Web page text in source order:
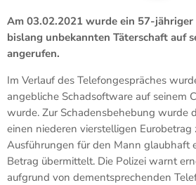
Am 03.02.2021 wurde ein 57-jähriger
bislang unbekannten Täterschaft auf
angerufen.
Im Verlauf des Telefongespräches
angebliche Schadsoftware auf seinem
wurde. Zur Schadensbehebung wurde
einen niederen vierstelligen Eurobetrag
Ausführungen für den Mann glaubhaft
Betrag übermittelt. Die Polizei warnt
aufgrund von dementsprechenden